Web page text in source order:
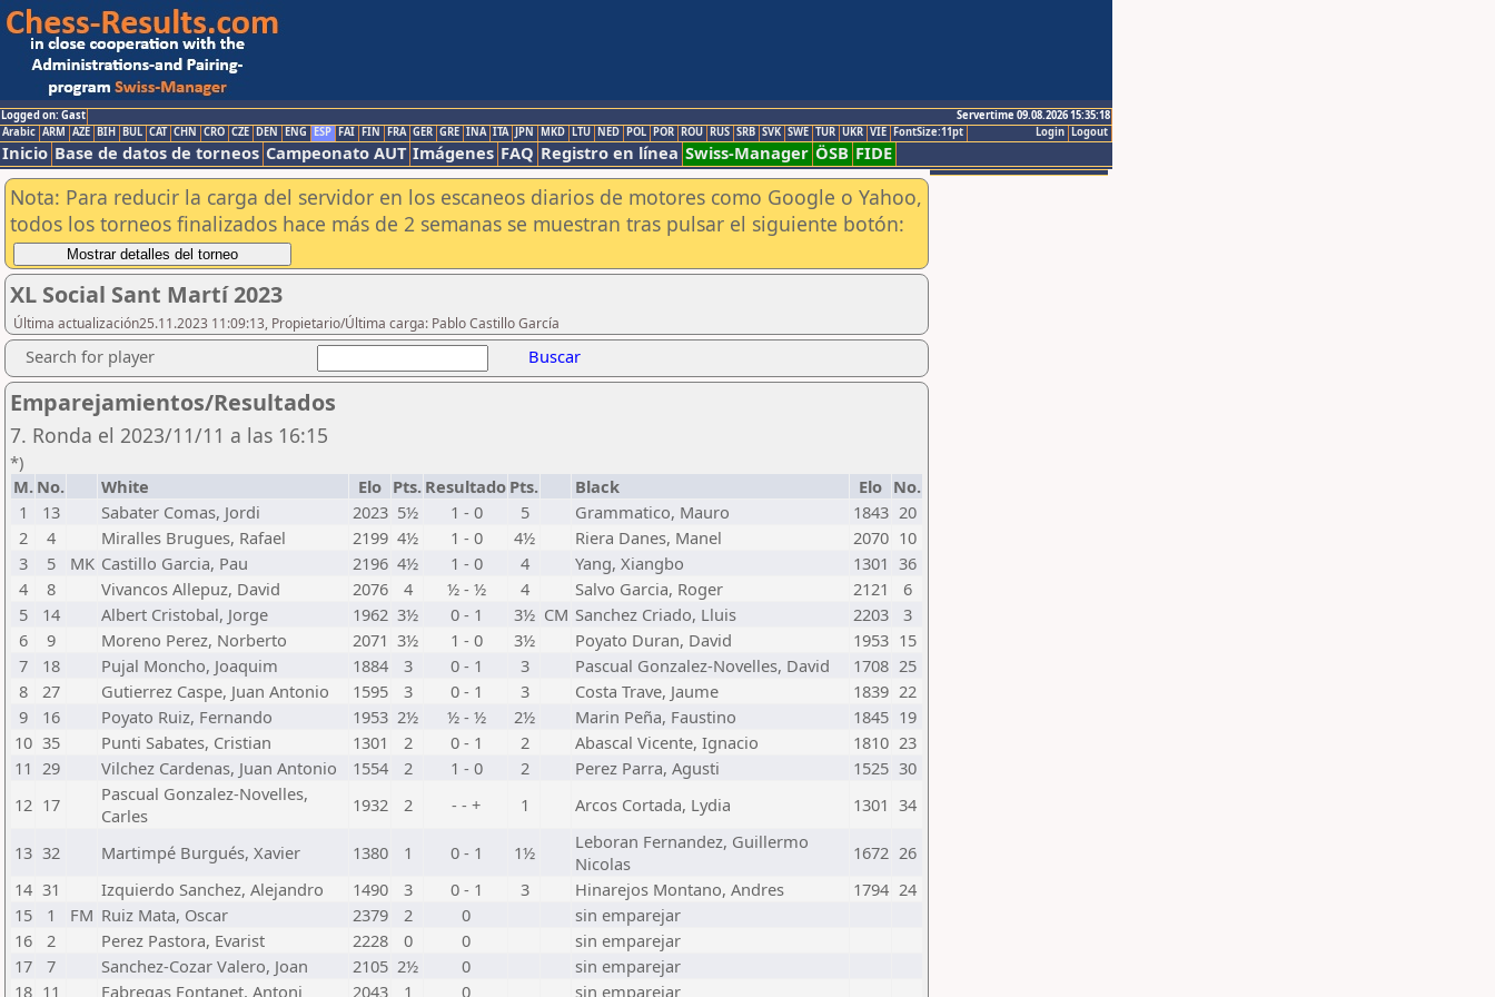
Logged on: Gast
Servertime 09.08.2026 15:35:18
Logout
Login
Arabic ARM AZE BIH BUL CAT CHN CRO CZE DEN ENG ESP FAI FIN FRA GER GRE INA ITA JPN MKD LTU NED POL POR ROU RUS SRB SVK SWE TUR UKR VIE FontSize:11pt
Inicio Base de datos de torneos Campeonato AUT Imágenes FAQ Registro en línea Swiss-Manager ÖSB FIDE
Nota: Para reducir la carga del servidor en los escaneos diarios de motores como Google o Yahoo,
todos los torneos finalizados hace más de 2 semanas se muestran tras pulsar el siguiente botón:
XL Social Sant Martí 2023
Última actualización25.11.2023 11:09:13, Propietario/Última carga: Pablo Castillo García
Search for player Buscar
Emparejamientos/Resultados
7. Ronda el 2023/11/11 a las 16:15
*)
M. No. White Elo Pts. Resultado Pts. Black Elo No.
1
13 Sabater Comas, Jordi 2023 5½ 1 - 0 5 Grammatico, Mauro 1843 20
2
4 Miralles Brugues, Rafael 2199 4½ 1 - 0 4½ Riera Danes, Manel 2070 10
3
5 MK Castillo Garcia, Pau 2196 4½ 1 - 0 4 Yang, Xiangbo 1301 36
4
8 Vivancos Allepuz, David 2076 4 ½ - ½ 4 Salvo Garcia, Roger 2121
6
5
14 Albert Cristobal, Jorge 1962 3½ 0 - 1 3½ CM Sanchez Criado, Lluis 2203
3
6
9 Moreno Perez, Norberto 2071 3½ 1 - 0 3½ Poyato Duran, David 1953 15
7
18 Pujal Moncho, Joaquim 1884 3 0 - 1 3 Pascual Gonzalez-Novelles, David 1708 25
8
27 Gutierrez Caspe, Juan Antonio 1595 3 0 - 1 3 Costa Trave, Jaume 1839 22
9
16 Poyato Ruiz, Fernando 1953 2½ ½ - ½ 2½ Marin Peña, Faustino 1845 19
10 35 Punti Sabates, Cristian 1301 2 0 - 1 2 Abascal Vicente, Ignacio 1810 23
11 29 Vilchez Cardenas, Juan Antonio 1554 2 1 - 0 2 Perez Parra, Agusti 1525 30
12 17
Pascual Gonzalez-Novelles,
Carles
1932 2 - - + 1 Arcos Cortada, Lydia 1301 34
13 32 Martimpé Burgués, Xavier 1380 1 0 - 1 1½
Leboran Fernandez, Guillermo
Nicolas
1672 26
14 31 Izquierdo Sanchez, Alejandro 1490 3 0 - 1 3 Hinarejos Montano, Andres 1794 24
15
1 FM Ruiz Mata, Oscar 2379 2 0
sin emparejar
16
2 Perez Pastora, Evarist 2228 0 0
sin emparejar
17
7 Sanchez-Cozar Valero, Joan 2105 2½ 0
sin emparejar
18 11 Fabregas Fontanet, Antoni 2043 1 0 sin emparejar